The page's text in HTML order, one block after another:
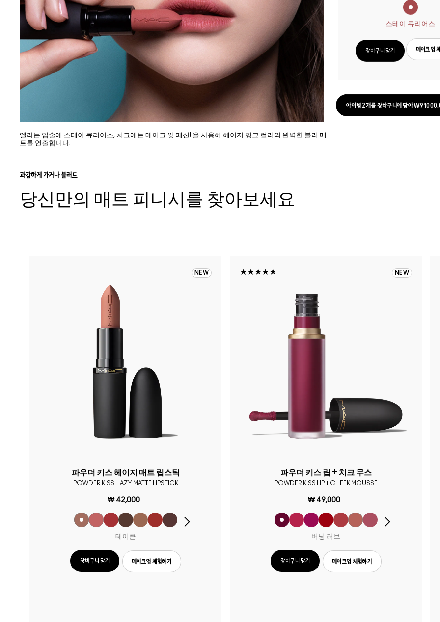
스테이 큐리어스
장바구니 담기 메이크업
아이템 2개를 장바구니에 담아
엘라는 입술에 스테이 큐리어스, 치크에는 메이크 잇 패션! 을 사용해 헤이지 핑크 컬러의 완벽한 블러 매
트를 연출합니다.
과감하게 가거나 블러드
당신만의 매트 피니시를 찾아보세요
NEW
파우더 키스 헤이지 매트 립스틱
POWDER KISS HAZY MATTE LIPSTICK
₩ 42,000
테이큰
장바구니 담기 메이크업 체험하기
NEW
파우더 키스 립 + 치크 무스
POWDER KISS LIP + CHEEK MOUSSE
₩ 49,000
버닝 러브
장바구니 담기 메이크업 체험하기